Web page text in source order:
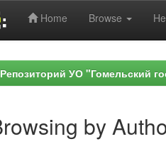
Home Browse
Репозиторий УО "Гомельский
by